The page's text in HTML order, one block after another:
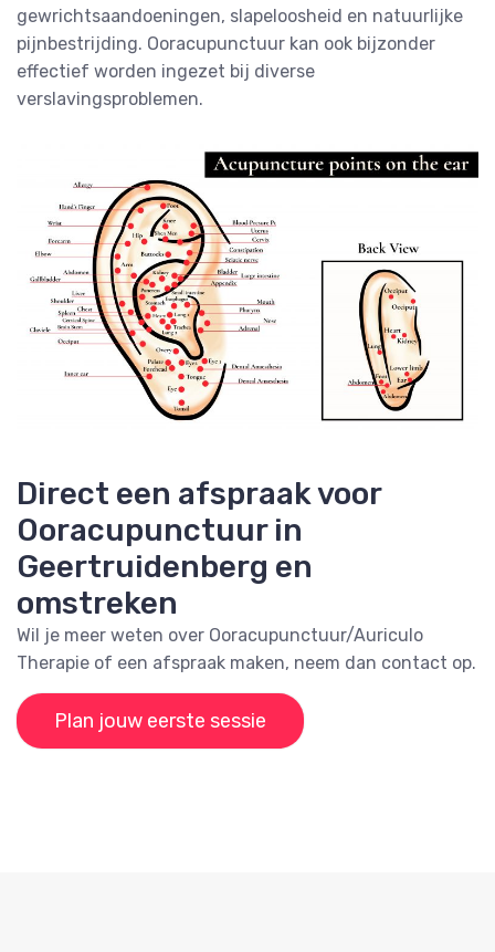
gewrichtsaandoeningen, slapeloosheid en natuurlijke
pijnbestrijding. Ooracupunctuur kan ook bijzonder
effectief worden ingezet bij diverse
verslavingsproblemen.
Direct een afspraak voor
Ooracupunctuur in
Geertruidenberg en
omstreken
Wil je meer weten over Ooracupunctuur/Auriculo
Therapie of een afspraak maken, neem dan contact op.
Plan jouw eerste sessie